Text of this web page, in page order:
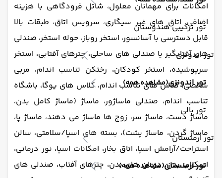
تور ترکیبی هندوستان
تور اندونزی
تور اندونزی(مشاهده همه)
تور بالی
تور ارمنستان
تور ارمنستان(مشاهده همه)
امکانات برای مهمانان معلول، شاتل فرودگاهی با هزینه
اضافی، اتاق های غیر سیگاری، سرویس اتاق، طبقات بالا
قابل دسترسی با آسانسور، استخر روباز، حوله استخر، صندلی
های آفتابگیر یا صندلی های ساحلی، چترهای آفتابی، استخر
سرپوشیده، استخر کودکان، رختکن تناسب اندام، مربی
شخصی، کلاس های تناسب اندام، کلاس های یوگا، باشگاه
تناسب اندام، صندلی ماساژور، ماساژ (ماساژ کامل بدن،
ماساژ دست، ماساژ سر، زوج ها ماساژ می دهند، ماساژ پا،
ماساژ گردن، ماساژ پشت)، بسته های اسپا/سلامتی، سالن
استراحت/آرامش اسپا، اتاق بخار، امکانات اسپا، نور درمانی،
اسکراب بدن، درمان های بدن، چترهای آفتاب، صندلی های